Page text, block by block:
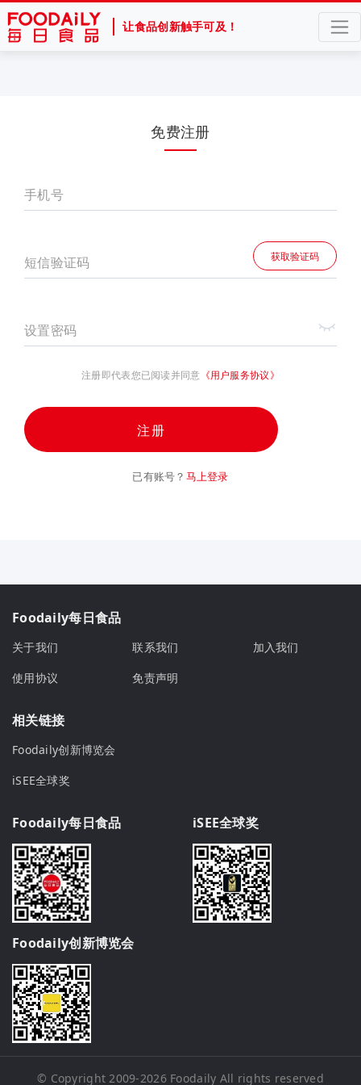
让食品创新触手可及！
免费注册
手机号
短信验证码 获取验证码
设置密码
注册即代表您已阅读并同意 《用户服务协议》
注册
已有账号？ 马上登录
Foodaily每日食品
关于我们 联系我们
加入我们
使用协议
免责声明
相关链接
Foodaily创新博览会
iSEE全球奖
Foodaily每日食品 iSEE全球奖
Foodaily创新博览会
© Copyright 2009-2026 Foodaily All rights reserved